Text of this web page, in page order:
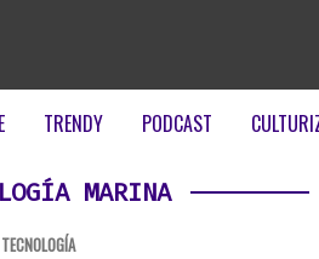
TRENDY PODCAST
MARINA